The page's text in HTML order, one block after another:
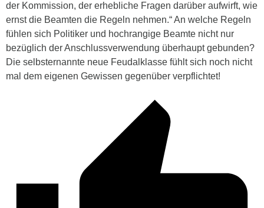
der Kommission, der erhebliche Fragen darüber aufwirft, wie
ernst die Beamten die Regeln nehmen.“ An welche Regeln
fühlen sich Politiker und hochrangige Beamte nicht nur
bezüglich der Anschlussverwendung überhaupt gebunden?
Die selbsternannte neue Feudalklasse fühlt sich noch nicht
mal dem eigenen Gewissen gegenüber verpflichtet!